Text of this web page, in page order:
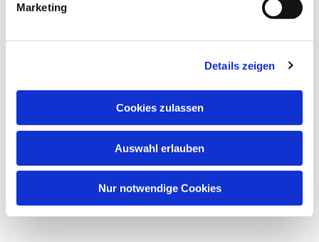
Marketing
Details zeigen
Cookies zulassen
Auswahl erlauben
Nur notwendige Cookies
Dies könnte Sie auch